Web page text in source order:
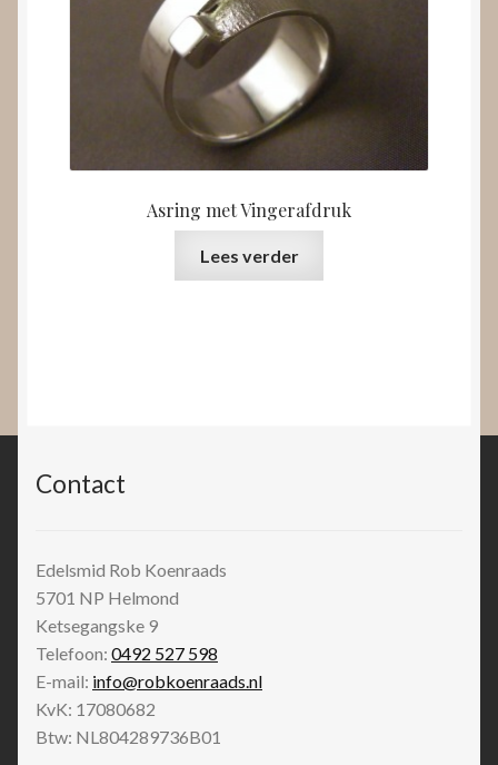
Asring met Vingerafdruk
Lees verder
Contact
Edelsmid Rob Koenraads
5701 NP Helmond
Ketsegangske 9
Telefoon: 0492 527 598
E-mail: info@robkoenraads.nl
KvK: 17080682
Btw: NL804289736B01